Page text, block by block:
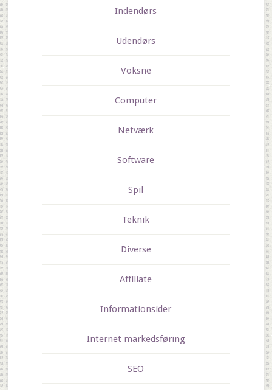
Indendørs
Udendørs
Voksne
Computer
Netværk
Software
Spil
Teknik
Diverse
Affiliate
Informationsider
Internet markedsføring
SEO